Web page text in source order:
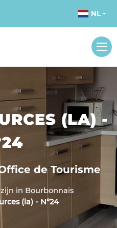
NL
(LA) -
de Tourisme
in Bourbonnais
(la) - N°24